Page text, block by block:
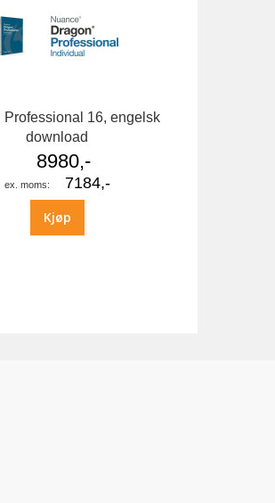
Professional 16, engelsk
download
8980,-
7184,-
Kjøp